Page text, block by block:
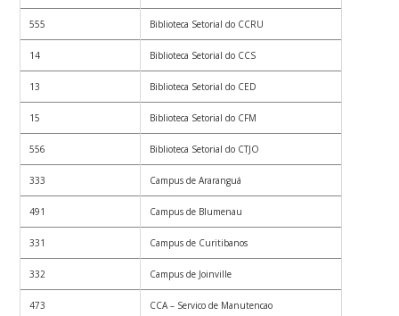
555 Biblioteca Setorial do CCRU
14 Biblioteca Setorial do CCS
13 Biblioteca Setorial do CED
15 Biblioteca Setorial do CFM
556 Biblioteca Setorial do CTJO
333 Campus de Araranguá
491 Campus de Blumenau
331 Campus de Curitibanos
332 Campus de Joinville
473 CCA – Servico de Manutencao